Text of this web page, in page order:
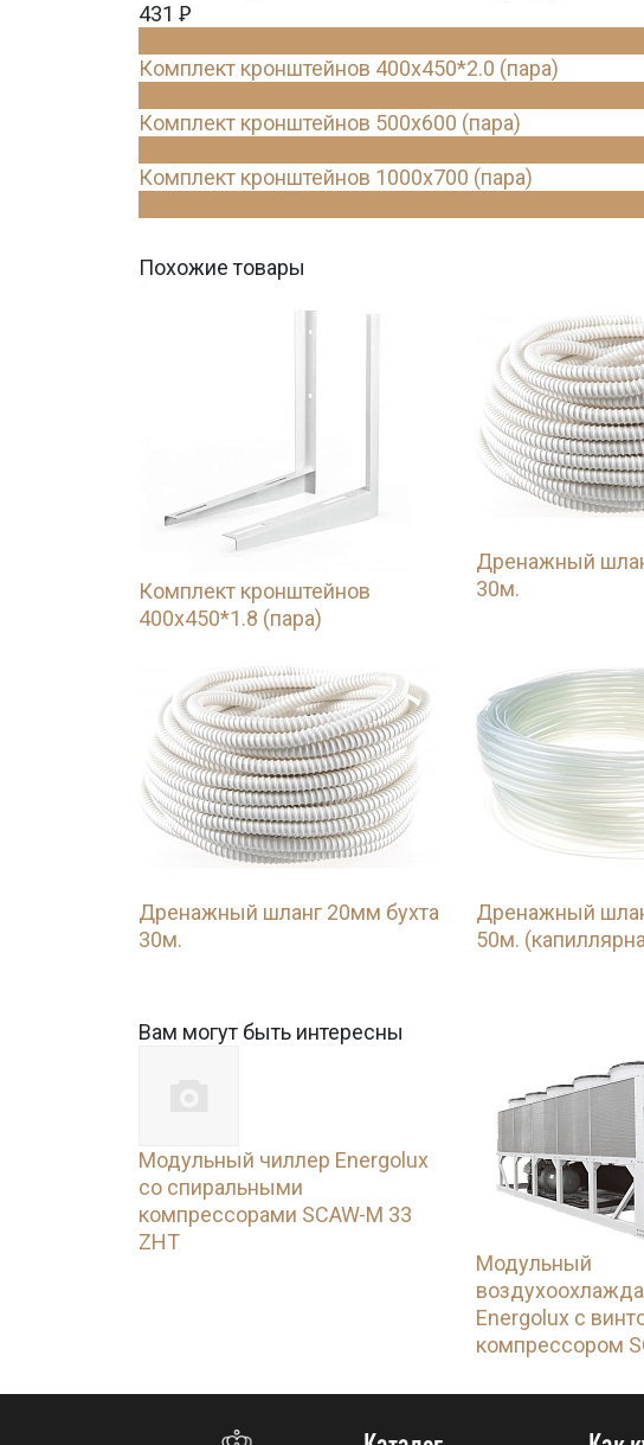
431 Ꝑ
Комплект кронштейнов 400х450*2.0 (пара)
Комплект кронштейнов 500х600 (пара)
Комплект кронштейнов 1000х700 (пара)
Похожие товары
Комплект кронштейнов
400х450*1.8 (пара)
Дренажный
30м.
Дренажный шланг 20мм бухта
30м.
Дренажный
50м.
Вам могут быть интересны
Модульный чиллер Energolux
со спиральными
компрессорами SCAW-M 33
ZHT
Модульный
Energolux с
компрессором